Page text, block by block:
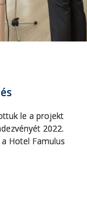
le a projekt
2022.
Hotel Famulus